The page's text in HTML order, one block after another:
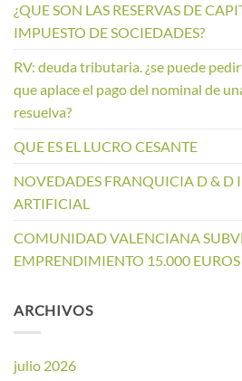
¿QUE SON LAS RESERVAS DE
IMPUESTO DE SOCIEDADES?
RV: deuda tributaria. ¿se puede
que aplace el pago del nominal de
resuelva?
QUE ES EL LUCRO CESANTE
NOVEDADES FRANQUICIA D & D
ARTIFICIAL
COMUNIDAD VALENCIANA
EMPRENDIMIENTO 15.000 EUROS
ARCHIVOS
julio 2026